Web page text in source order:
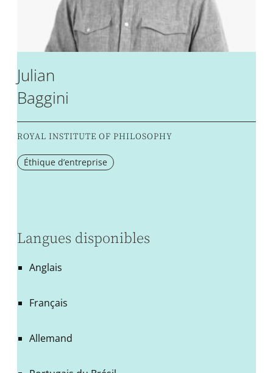
Julian
Baggini
ROYAL INSTITUTE OF PHILOSOPHY
Éthique d’entreprise
Langues disponibles
Anglais
Français
Allemand